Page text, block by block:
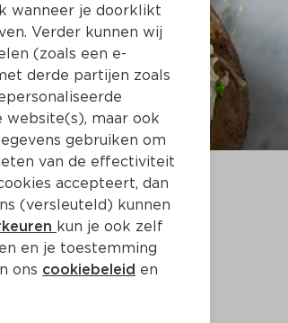
wanneer je doorklikt
Verder kunnen wij
(zoals een e-
derde partijen zoals
maar ook
gebruiken om
van de effectiviteit
accepteert, dan
(versleuteld) kunnen
kun je ook zelf
en je toestemming
ons cookiebeleid en